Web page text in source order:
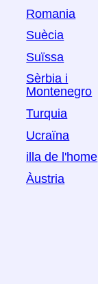
Romania
Suècia
Suïssa
Sèrbia i
Montenegro
Turquia
Ucraïna
illa de l'home
Àustria